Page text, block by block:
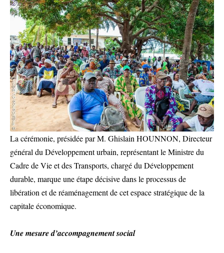
La cérémonie, présidée par M. Ghislain HOUNNON, Directeur
général du Développement urbain, représentant le Ministre du
Cadre de Vie et des Transports, chargé du Développement
durable, marque une étape décisive dans le processus de
libération et de réaménagement de cet espace stratégique de la
capitale économique.
Une mesure d’accompagnement social